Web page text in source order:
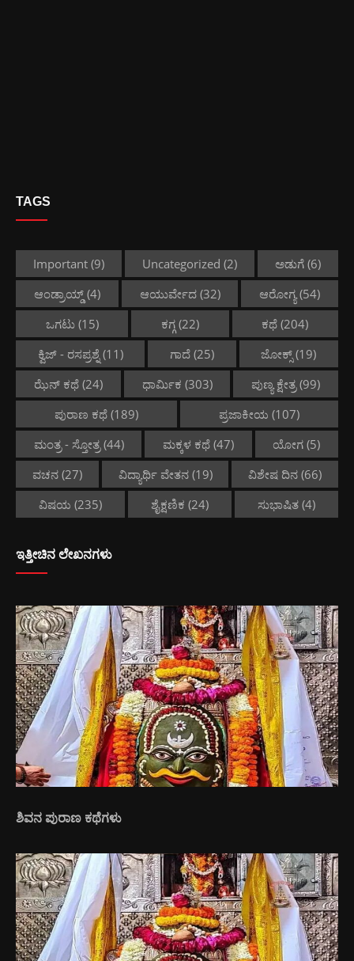
TAGS
Important (9) Uncategorized (2) ಅಡುಗೆ (6)
ಆಂಡ್ರಾಯ್ಡ್(4) ಆಯುರ್ವೇದ(32) ಆರೋಗ್ಯ (54)
ಒಗಟು(15) ಕಗ್ಗ(22) ಕಥೆ (204)
ಕ್ವಿಜ್ - ರಸಪ್ರಶ್ನೆ (11) ಗಾದೆ(25) ಜೋಕ್ಸ್ (19)
ಝೆನ್ ಕಥೆ(24) ಧಾರ್ಮಿಕ (303) ಪುಣ್ಯ ಕ್ಷೇತ್ರ(99)
ಪುರಾಣ ಕಥೆ (189) ಪ್ರಜಾಕೀಯ (107)
ಮಂತ್ರ - ಸ್ತೋತ್ರ(44) ಮಕ್ಕಳ ಕಥೆ(47) ಯೋಗ (5)
ವಚನ(27) ವಿದ್ಯಾರ್ಥಿ ವೇತನ(19) ವಿಶೇಷ ದಿನ (66)
ವಿಷಯ (235) ಶೈಕ್ಷಣಿಕ (24) ಸುಭಾಷಿತ (4)
ಇತ್ತೀಚಿನ ಲೇಖನಗಳು
ಶಿವನ ಪುರಾಣ ಕಥೆಗಳು